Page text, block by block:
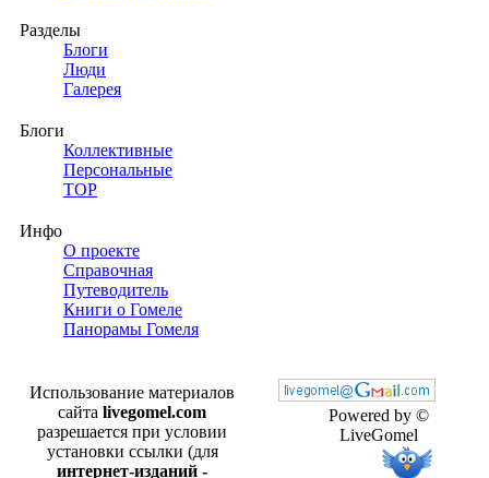
Разделы
Блоги
Люди
Галерея
Блоги
Коллективные
Персональные
TOP
Инфо
О проекте
Справочная
Путеводитель
Книги о Гомеле
Панорамы Гомеля
Powered by ©
LiveGomel
Использование материалов
сайта livegomel.com
разрешается при условии
установки ссылки (для
интернет-изданий -